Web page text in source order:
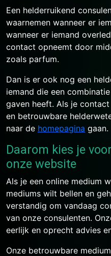
Een helderruikend
waarnemen wanneer er
wanneer er iemand
contact opneemt door
zoals parfum.
Dan is er ook nog een
iemand die een
gaven heeft. Als je
en betrouwbare
naar de homepagina gaan.
Daarom kies je
onze website
Als je een online medium
mediums wilt bellen en
verstandig om vandaag
van onze consulenten.
eerlijk en oprecht advies
Onze betrouwbare